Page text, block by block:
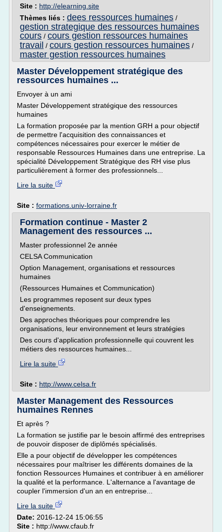
Site : http://elearning.site
Thèmes liés : dees ressources humaines /
gestion strategique des ressources humaines
cours / cours gestion ressources humaines
travail / cours gestion ressources humaines /
master gestion ressources humaines
Master Développement stratégique des
ressources humaines ...
Envoyer à un ami
Master Développement stratégique des ressources
humaines
La formation proposée par la mention GRH a pour objectif
de permettre l'acquisition des connaissances et
compétences nécessaires pour exercer le métier de
responsable Ressources Humaines dans une entreprise. La
spécialité Développement Stratégique des RH vise plus
particulièrement à former des professionnels...
Lire la suite
Site : formations.univ-lorraine.fr
Formation continue - Master 2
Management des ressources ...
Master professionnel 2e année
CELSA Communication
Option Management, organisations et ressources
humaines
(Ressources Humaines et Communication)
Les programmes reposent sur deux types
d'enseignements.
Des approches théoriques pour comprendre les
organisations, leur environnement et leurs stratégies
Des cours d'application professionnelle qui couvrent les
métiers des ressources humaines...
Lire la suite
Site : http://www.celsa.fr
Master Management des Ressources
humaines Rennes
Et après ?
La formation se justifie par le besoin affirmé des entreprises
de pouvoir disposer de diplômés spécialisés.
Elle a pour objectif de développer les compétences
nécessaires pour maîtriser les différents domaines de la
fonction Ressources Humaines et contribuer à en améliorer
la qualité et la performance. L'alternance a l'avantage de
coupler l'immersion d'un an en entreprise...
Lire la suite
Date: 2016-12-24 15:06:55
Site : http://www.cfaub.fr